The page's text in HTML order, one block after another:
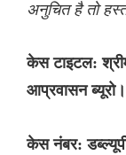
अनुचित है तो
केस टाइटल:
आप्रवासन ब्यूरो।
केस नंबर: